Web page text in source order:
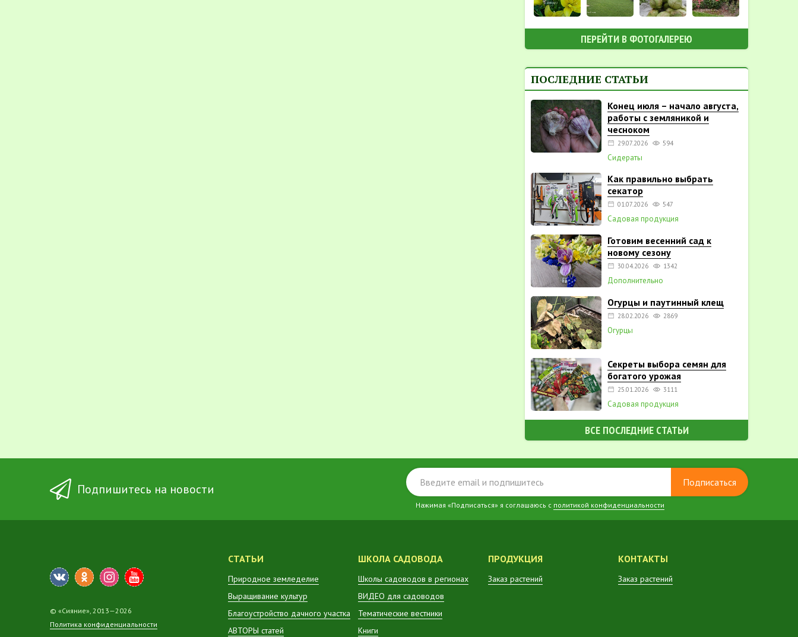
ПЕРЕЙТИ В ФОТОГАЛЕРЕЮ
ПОСЛЕДНИЕ СТАТЬИ
Конец июля – начало августа,
работы с земляникой и
чесноком
29.07.2026 594
Сидераты
Как правильно выбрать
секатор
01.07.2026 547
Садовая продукция
Готовим весенний сад к
новому сезону
30.04.2026 1342
Дополнительно
Огурцы и паутинный клещ
28.02.2026 2869
Огурцы
Секреты выбора семян для
богатого урожая
25.01.2026 3111
Садовая продукция
ВСЕ ПОСЛЕДНИЕ СТАТЬИ
Подпишитесь на новости Подписаться
Нажимая «Подписаться» я соглашаюсь с политикой конфиденциальности
© «Сияние», 2013—2026
Политика конфиденциальности
СТАТЬИ
Природное земледелие
Выращивание культур
Благоустройство дачного участка
АВТОРЫ статей
ШКОЛА САДОВОДА
Школы садоводов в регионах
ВИДЕО для садоводов
Тематические вестники
Книги
ПРОДУКЦИЯ
Заказ растений
КОНТАКТЫ
Заказ растений